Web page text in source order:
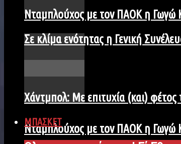
Σε κλίμα ενότητας η Γενική
Νταμπλούχος με τον ΠΑΟΚ η Γωγώ
Νταμπλούχος με τον ΠΑΟΚ η Γωγώ
Χάντμπολ: Με επιτυχία (και) φέτος
ΜΠΑΣΚΕΤ